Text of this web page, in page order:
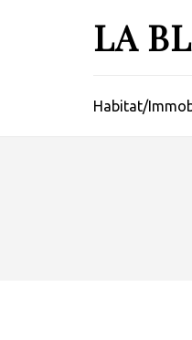
LA
Habitat/